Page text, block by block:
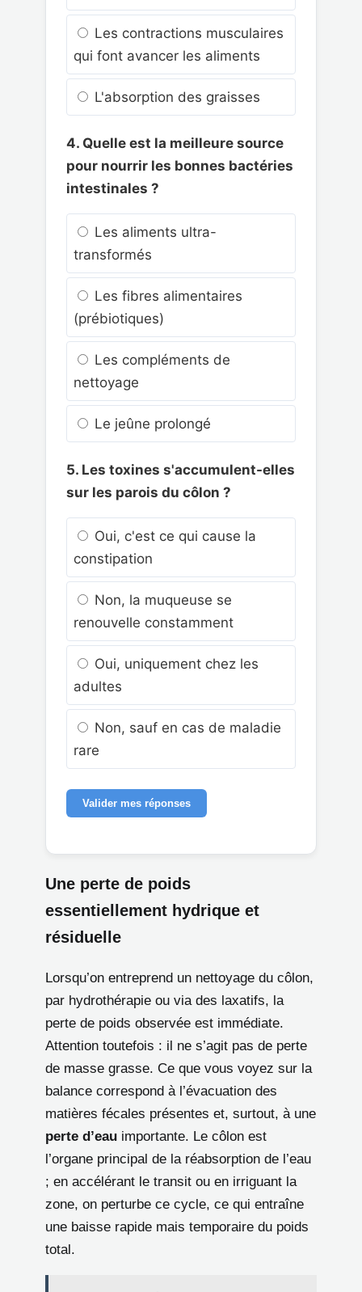
Les contractions musculaires
qui font avancer les aliments
L'absorption des graisses
4. Quelle est la meilleure source
pour nourrir les bonnes bactéries
intestinales ?
Les aliments ultra-
transformés
Les fibres alimentaires
(prébiotiques)
Les compléments de
nettoyage
Le jeûne prolongé
5. Les toxines s'accumulent-elles
sur les parois du côlon ?
Oui, c'est ce qui cause la
constipation
Non, la muqueuse se
renouvelle constamment
Oui, uniquement chez les
adultes
Non, sauf en cas de maladie
rare
Valider mes réponses
Une perte de poids
essentiellement hydrique et
résiduelle
Lorsqu’on entreprend un nettoyage du côlon,
par hydrothérapie ou via des laxatifs, la
perte de poids observée est immédiate.
Attention toutefois : il ne s’agit pas de perte
de masse grasse. Ce que vous voyez sur la
balance correspond à l’évacuation des
matières fécales présentes et, surtout, à une
perte d’eau importante. Le côlon est
l’organe principal de la réabsorption de l’eau
; en accélérant le transit ou en irriguant la
zone, on perturbe ce cycle, ce qui entraîne
une baisse rapide mais temporaire du poids
total.